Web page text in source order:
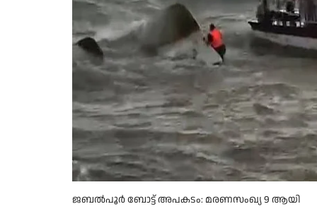
ജബൽപൂർ ബോട്ട് അപകടം: മരണസംഖ്യ 9 ആയി